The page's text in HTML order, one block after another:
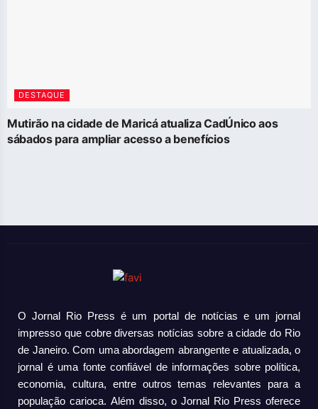
DESTAQUE
Mutirão na cidade de Maricá atualiza CadÚnico aos
sábados para ampliar acesso a benefícios
O Jornal Rio Press é um portal de notícias e um jornal
impresso que cobre diversas notícias sobre a cidade do Rio
de Janeiro. Com uma abordagem abrangente e atualizada, o
jornal é uma fonte confiável de informações sobre política,
economia, cultura, entre outros temas relevantes para a
população carioca. Além disso, o Jornal Rio Press oferece